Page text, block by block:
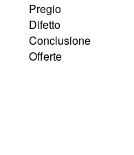
Pregio
Difetto
Conclusione
Offerte